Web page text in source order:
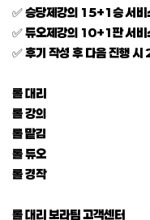
✅ 승당제강의 15+1승 서비
✅ 듀오제강의 10+1판 서비
✅ 후기 작성 후 다음 진행
롤 대리
롤 강의
롤 맡김
롤 듀오
롤 경작
롤 대리 보라팀 고객센터